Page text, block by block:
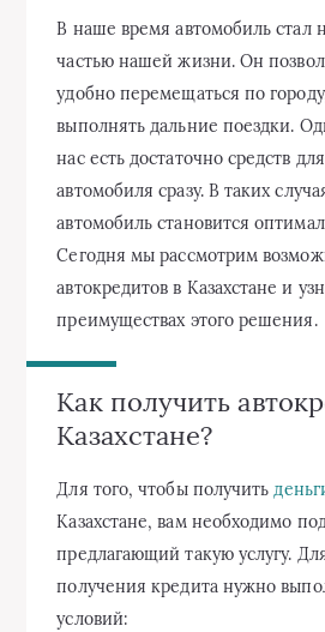
В наше время автомобиль стал
частью нашей жизни. Он
удобно перемещаться по
выполнять дальние поездки.
нас есть достаточно средств
автомобиля сразу. В таких
автомобиль становится
Сегодня мы рассмотрим
автокредитов в Казахстане и
преимуществах этого решения.
Как получить
Казахстане?
Для того, чтобы получить
Казахстане, вам необходимо
предлагающий такую услугу.
получения кредита нужно
условий: